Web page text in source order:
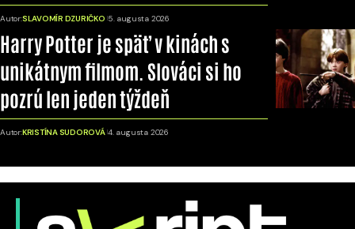
Autor:SLAVOMÍR DZURIČKO 5. augusta 2026
Harry Potter je späť v kinách s
unikátnym filmom. Slováci si ho
pozrú len jeden týždeň
Autor:KRISTÍNA SUDOROVÁ 4. augusta 2026